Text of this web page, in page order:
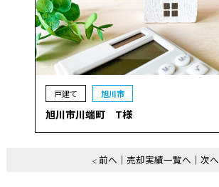
戸建て 旭川市
旭川市川端町 T様
前へ 売却実績一覧へ 次へ